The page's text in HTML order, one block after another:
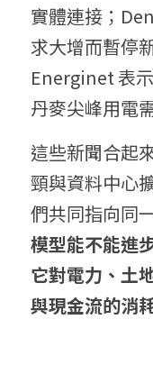
實體連接；
求大增而暫停
Energinet 表
丹麥尖峰用電
這些新聞合起
頸與資料中心
們共同指向同
模型能不能進
它對電力、土
與現金流的消